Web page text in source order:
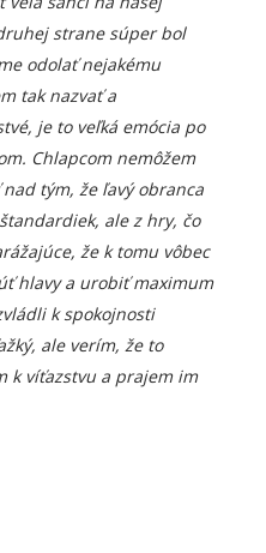
strane súper bol
odolať nejakému
tak nazvať a
je to veľká emócia po
Chlapcom nemôžem
tým, že ľavý obranca
ale z hry, čo
že k tomu vôbec
hlavy a urobiť maximum
k spokojnosti
ale verím, že to
k víťazstvu a prajem im